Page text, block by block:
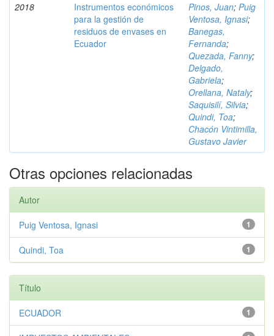
2018
Instrumentos económicos
para la gestión de
residuos de envases en
Ecuador
Pinos, Juan; Puig
Ventosa, Ignasi;
Banegas,
Fernanda;
Quezada, Fanny;
Delgado,
Gabriela;
Orellana, Nataly;
Saquisilí, Silvia;
Quindi, Toa;
Chacón Vintimilla,
Gustavo Javier
Otras opciones relacionadas
Autor
1
Puig Ventosa, Ignasi
1
Quindi, Toa
Título
1
ECUADOR